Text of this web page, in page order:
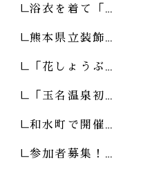
浴衣を着て「…
熊本県立装飾…
「花しょうぶ…
「玉名温泉初…
和水町で開催…
参加者募集！…